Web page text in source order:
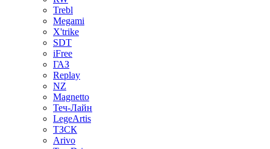
Trebl
Megami
X'trike
SDT
iFree
ГАЗ
Replay
NZ
Magnetto
Теч-Лайн
LegeArtis
ТЗСК
Arivo